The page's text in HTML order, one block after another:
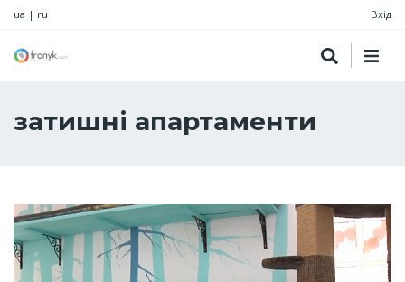
ua | ru Вхід
затишні апартаменти